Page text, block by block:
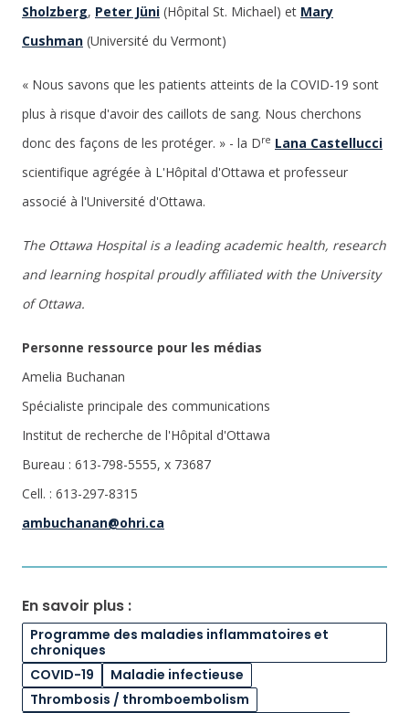
Sholzberg, Peter Jüni (Hôpital St. Michael) et Mary
Cushman (Université du Vermont)
« Nous savons que les patients atteints de la COVID-19 sont
plus à risque d'avoir des caillots de sang. Nous cherchons
donc des façons de les protéger. » - la Dre Lana Castellucci
scientifique agrégée à L'Hôpital d'Ottawa et professeur
associé à l'Université d'Ottawa.
The Ottawa Hospital is a leading academic health, research
and learning hospital proudly affiliated with the University
of Ottawa.
Personne ressource pour les médias
Amelia Buchanan
Spécialiste principale des communications
Institut de recherche de l'Hôpital d'Ottawa
Bureau : 613-798-5555, x 73687
Cell. : 613-297-8315
ambuchanan@ohri.ca
En savoir plus :
Programme des maladies inflammatoires et
chroniques
COVID-19
Maladie infectieuse
Thrombosis / thromboembolism